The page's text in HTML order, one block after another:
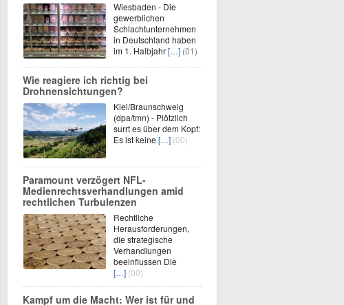
Wiesbaden - Die
gewerblichen
Schlachtunternehmen
in Deutschland haben
im 1. Halbjahr[…] (01)
Wie reagiere ich richtig bei
Drohnensichtungen?
Kiel/Braunschweig
(dpa/tmn) - Plötzlich
surrt es über dem Kopf:
Es ist keine […] (00)
Paramount verzögert NFL-
Medienrechtsverhandlungen amid
rechtlichen Turbulenzen
Rechtliche
Herausforderungen,
die strategische
Verhandlungen
beeinflussen Die
[…] (00)
Kampf um die Macht: Wer ist für und